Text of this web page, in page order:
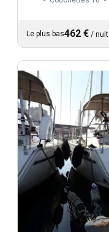
Le plus bas462 € / nuit